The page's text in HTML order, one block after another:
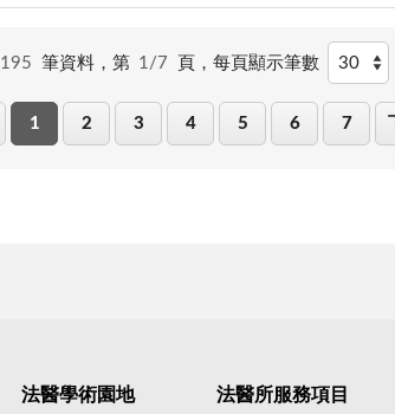
195 筆資料，第 1/7 頁， 每頁顯示筆數
1 2 3 4 5 6 7
法醫學術園地 法醫所服務項目